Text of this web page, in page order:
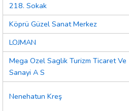
218. Sokak
Köprü Güzel Sanat Merkez
LOJMAN
Mega Ozel Saglik Turizm Ticaret Ve
Sanayi A S
Nenehatun Kreş